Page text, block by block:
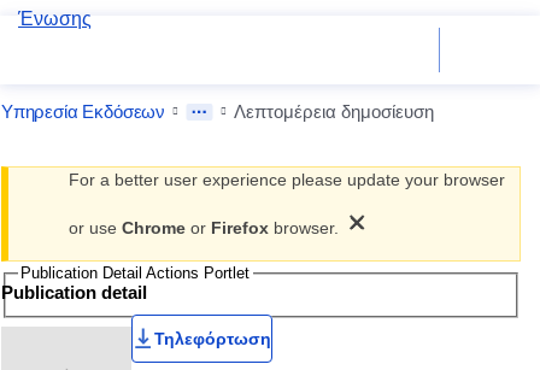
Ένωσης
Υπηρεσία Εκδόσεων Λεπτομέρεια δημοσίευση
For a better user experience please update your browser
or use Chrome or Firefox browser. ×
Publication Detail Actions Portlet
Βαθμολογία χρήστη
Publication detail
Τηλεφόρτωση